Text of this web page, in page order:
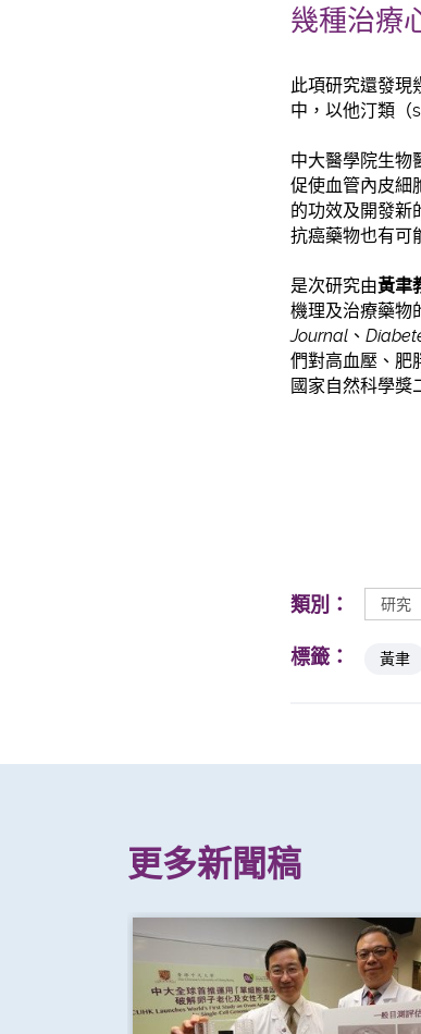
幾種治療
此項研究還發現
中，以他汀類（
中大醫學院生物
促使血管內皮細
的功效及開發新
抗癌藥物也有可
是次研究由黃聿
機理及治療藥物
Journal 、
們對高血壓、肥
國家自然科學獎
類別： 研究
標籤： 黃聿
更多新聞稿